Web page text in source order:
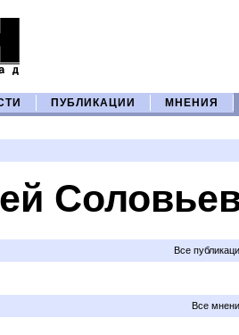
ПУБЛИКАЦИИ МНЕНИЯ
Все
Все